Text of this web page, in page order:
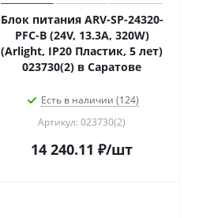
Блок питания ARV-SP-24320-
PFC-B (24V, 13.3A, 320W)
(Arlight, IP20 Пластик, 5 лет)
023730(2) в Саратове
Есть в наличии (124)
Артикул: 023730(2)
14 240.11 ₽/шт